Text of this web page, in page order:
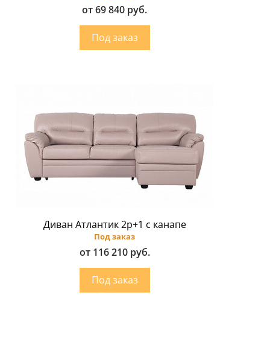
от 69 840 руб.
Диван Атлантик 2p+1 с канапе
Под заказ
от 116 210 руб.